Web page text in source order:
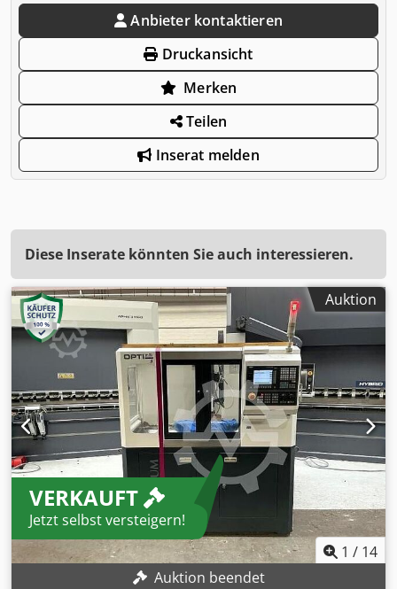
Anbieter kontaktieren
Druckansicht
Merken
Teilen
Inserat melden
Diese Inserate könnten Sie auch interessieren.
Auktion
VERKAUFT
Jetzt selbst versteigern!
1 / 14
Auktion beendet